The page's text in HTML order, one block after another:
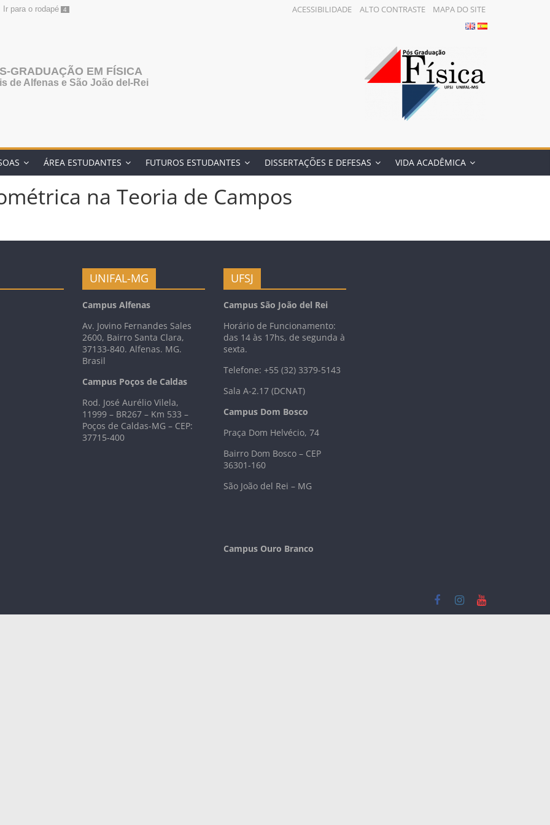
Ir para o rodapé 4 ACESSIBILIDADE ALTO CONTRASTE MAPA DO SITE
GRADUAÇÃO EM FÍSICA
de Alfenas e São João del-Rei
ÁREA ESTUDANTES FUTUROS ESTUDANTES DISSERTAÇÕES E DEFESAS VIDA ACADÊMICA
na Teoria de Campos
UNIFAL-MG
Campus Alfenas
Av. Jovino Fernandes Sales
2600, Bairro Santa Clara,
37133-840. Alfenas. MG.
Brasil
Campus Poços de Caldas
Rod. José Aurélio Vilela,
11999 – BR267 – Km 533 –
Poços de Caldas-MG – CEP:
37715-400
UFSJ
Campus São João del Rei
Horário de Funcionamento:
das 14 às 17hs, de segunda à
sexta.
Telefone: +55 (32) 3379-5143
Sala A-2.17 (DCNAT)
Campus Dom Bosco
Praça Dom Helvécio, 74
Bairro Dom Bosco – CEP
36301-160
São João del Rei – MG
Campus Ouro Branco